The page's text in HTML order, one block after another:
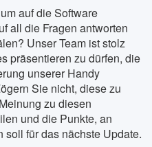
auf die Software
all die Fragen antworten
Unser Team ist stolz
präsentieren zu dürfen, die
unserer Handy
Sie nicht, diese zu
zu diesen
und die Punkte, an
soll für das nächste Update.